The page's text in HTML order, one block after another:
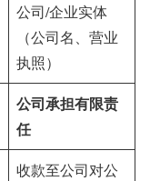
公司/企业实体
（公司名、营业
执照）
公司承担有限责
任
收款至公司对公